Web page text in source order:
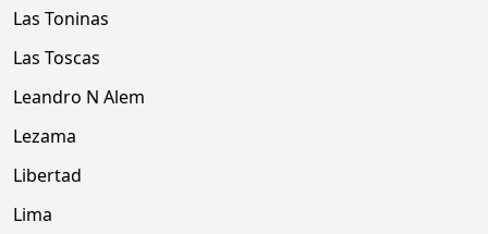
Las Toninas
Las Toscas
Leandro N Alem
Lezama
Libertad
Lima